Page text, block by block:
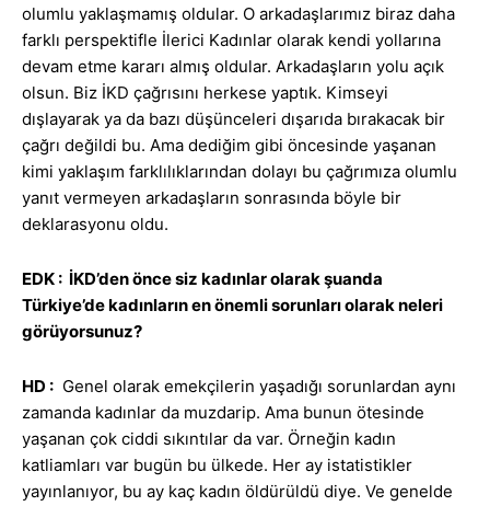
olumlu yaklaşmamış oldular. O arkadaşlarımız biraz daha
farklı perspektifle İlerici Kadınlar olarak kendi yollarına
devam etme kararı almış oldular. Arkadaşların yolu açık
olsun. Biz İKD çağrısını herkese yaptık. Kimseyi
dışlayarak ya da bazı düşünceleri dışarıda bırakacak bir
çağrı değildi bu. Ama dediğim gibi öncesinde yaşanan
kimi yaklaşım farklılıklarından dolayı bu çağrımıza olumlu
yanıt vermeyen arkadaşların sonrasında böyle bir
deklarasyonu oldu.
EDK : İKD’den önce siz kadınlar olarak şuanda
Türkiye’de kadınların en önemli sorunları olarak neleri
görüyorsunuz?
HD : Genel olarak emekçilerin yaşadığı sorunlardan aynı
zamanda kadınlar da muzdarip. Ama bunun ötesinde
yaşanan çok ciddi sıkıntılar da var. Örneğin kadın
katliamları var bugün bu ülkede. Her ay istatistikler
yayınlanıyor, bu ay kaç kadın öldürüldü diye. Ve genelde